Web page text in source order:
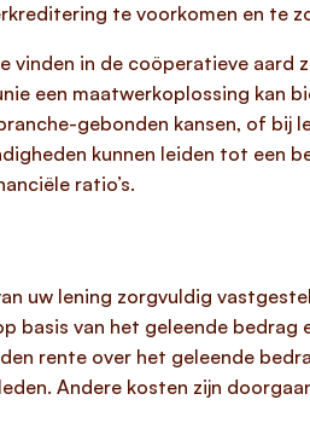
te voorkomen en te
in de coöperatieve aard
een maatwerkoplossing kan
gebonden kansen, of bij
kunnen leiden tot een
ratio’s.
uw lening zorgvuldig
van het geleende bedrag
rente over het geleende
Andere kosten zijn